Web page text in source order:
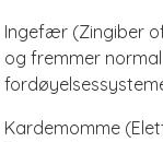
Ingefær (Zingiber
og fremmer
Kardemomme